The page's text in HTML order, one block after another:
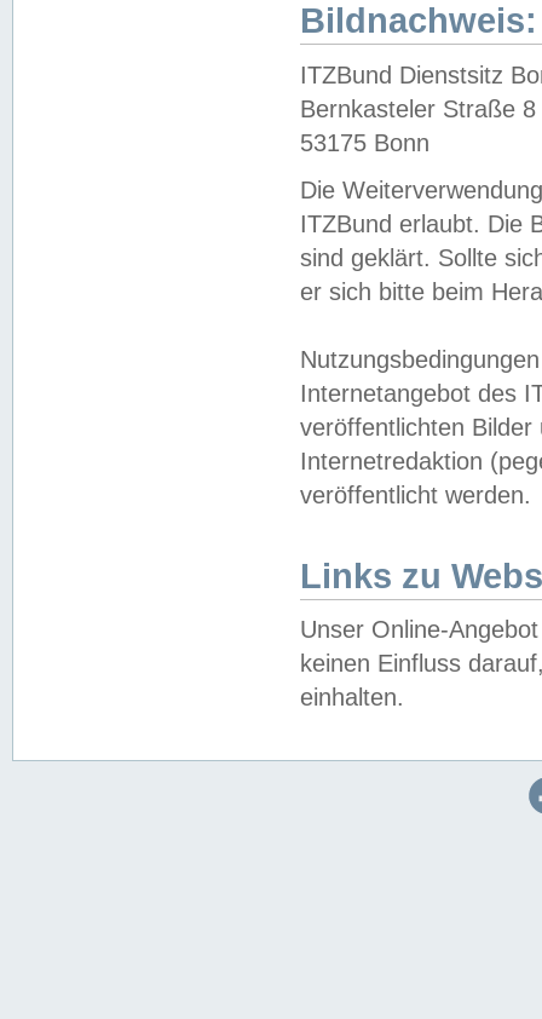
Bildnachweis:
ITZBund Dienstsitz
Bernkasteler Straße 8
53175 Bonn
Die
ITZBund erlaubt. Die
sind geklärt. Sollte
er sich bitte beim
Internetangebot des
veröffentlichten
Internetredaktion
veröffentlicht werden.
Links zu
Unser Online-
keinen Einfluss
einhalten.